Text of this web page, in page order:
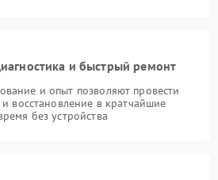
и быстрый ремонт
и опыт позволяют провести
и восстановление в кратчайшие
без устройства